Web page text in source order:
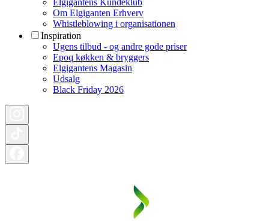
Elgigantens Kundeklub
Om Elgiganten Erhverv
Whistleblowing i organisationen
Inspiration
Ugens tilbud - og andre gode priser
Epoq køkken & bryggers
Elgigantens Magasin
Udsalg
Black Friday 2026